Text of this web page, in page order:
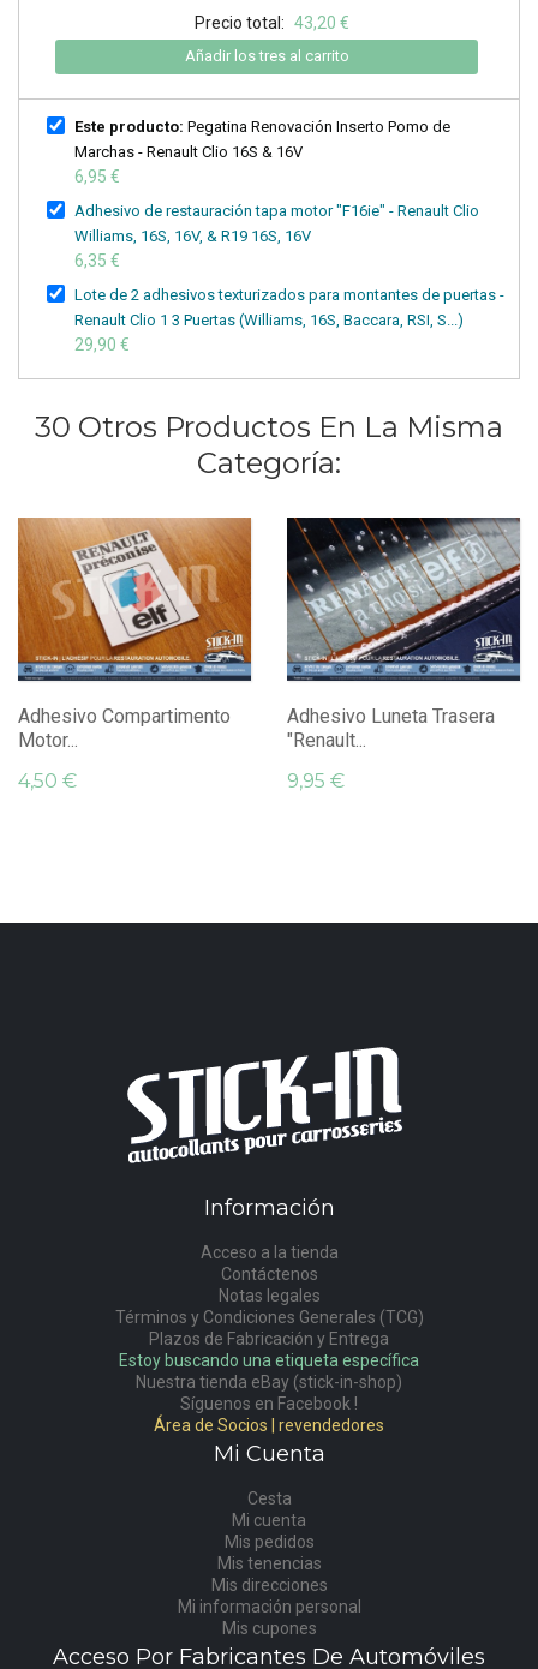
Precio total: 43,20 €
Añadir los tres al carrito
Este producto: Pegatina Renovación Inserto Pomo de
Marchas - Renault Clio 16S & 16V
6,95 €
Adhesivo de restauración tapa motor "F16ie" - Renault Clio
Williams, 16S, 16V, & R19 16S, 16V
6,35 €
Lote de 2 adhesivos texturizados para montantes de puertas -
Renault Clio 1 3 Puertas (Williams, 16S, Baccara, RSI, S...)
29,90 €
30 Otros Productos En La Misma
Categoría:
Adhesivo Compartimento
Motor...
4,50 €
Adhesivo Luneta Trasera
"Renault...
9,95 €
Información
Acceso a la tienda
Contáctenos
Notas legales
Términos y Condiciones Generales (TCG)
Plazos de Fabricación y Entrega
Estoy buscando una etiqueta específica
Nuestra tienda eBay (stick-in-shop)
Síguenos en Facebook !
Área de Socios | revendedores
Mi Cuenta
Cesta
Mi cuenta
Mis pedidos
Mis tenencias
Mis direcciones
Mi información personal
Mis cupones
Acceso Por Fabricantes De Automóviles